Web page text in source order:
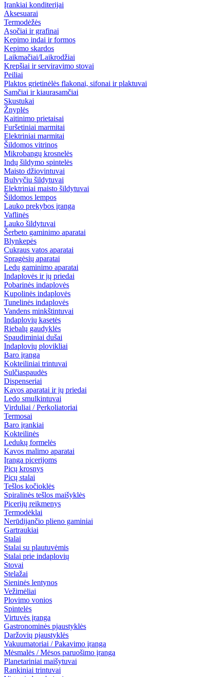
Įrankiai konditerijai
Aksesuarai
Termodėžės
Ąsočiai ir grafinai
Kepimo indai ir formos
Kepimo skardos
Laikmačiai/Laikrodžiai
Krepšiai ir serviravimo stovai
Peiliai
Plaktos grietinėlės flakonai, sifonai ir plaktuvai
Samčiai ir kiaurasamčiai
Skustukai
Žnyplės
Kaitinimo prietaisai
Furšetiniai marmitai
Elektriniai marmitai
Šildomos vitrinos
Mikrobangų krosnelės
Indų šildymo spintelės
Maisto džiovintuvai
Bulvyčiu šildytuvai
Elektriniai maisto šildytuvai
Šildomos lempos
Lauko prekybos įranga
Vaflinės
Lauko šildytuvai
Šerbeto gaminimo aparatai
Blynkepės
Cukraus vatos aparatai
Spragėsių aparatai
Ledų gaminimo aparatai
Indaplovės ir jų priedai
Pobarinės indaplovės
Kupolinės indaplovės
Tunelinės indaplovės
Vandens minkštintuvai
Indaplovių kasetės
Riebalų gaudyklės
Spaudiminiai dušai
Indaplovių plovikliai
Baro įranga
Kokteiliniai trintuvai
Sulčiaspaudės
Dispenseriai
Kavos aparatai ir jų priedai
Ledo smulkintuvai
Virduliai / Perkoliatoriai
Termosai
Baro įrankiai
Kokteilinės
Ledukų formelės
Kavos malimo aparatai
Įranga picerijoms
Picų krosnys
Picų stalai
Tešlos kočioklės
Spiralinės tešlos maišyklės
Picerijų reikmenys
Termodėklai
Nerūdijančio plieno gaminiai
Gartraukiai
Stalai
Stalai su plautuvėmis
Stalai prie indaplovių
Stovai
Stelažai
Sieninės lentynos
Vežimėliai
Plovimo vonios
Spintelės
Virtuvės įranga
Gastronominės pjaustyklės
Daržovių pjaustyklės
Vakuumatoriai / Pakavimo įranga
Mėsmalės / Mėsos paruošimo įranga
Planetariniai maišytuvai
Rankiniai trintuvai